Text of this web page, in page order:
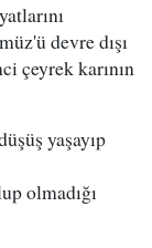
devre dışı
çeyrek karının
yaşayıp
olmadığı